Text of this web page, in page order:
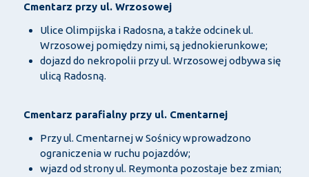
Cmentarz przy ul. Wrzosowej
Ulice Olimpijska i Radosna, a także odcinek ul.
Wrzosowej pomiędzy nimi, są jednokierunkowe;
dojazd do nekropolii przy ul. Wrzosowej odbywa się
ulicą Radosną.
Cmentarz parafialny przy ul. Cmentarnej
Przy ul. Cmentarnej w Sośnicy wprowadzono
ograniczenia w ruchu pojazdów;
wjazd od strony ul. Reymonta pozostaje bez zmian;